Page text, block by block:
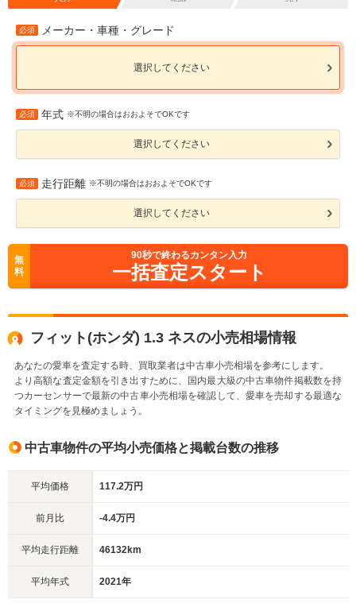
必須 メーカー・車種・グレード
選択してください
必須 年式 ※不明の場合はおおよそでOKです
選択してください
必須 走行距離 ※不明の場合はおおよそでOKです
選択してください
無
料
90秒で終わるカンタン入力
一括査定スタート
フィット(ホンダ) 1.3 ネスの小売相場情報
あなたの愛車を査定する時、買取業者は中古車小売相場を参考にします。
より高額な査定金額を引き出すために、国内最大級の中古車物件掲載数を持
つカーセンサーで最新の中古車小売相場を確認して、愛車を売却する最適な
タイミングを見極めましょう。
中古車物件の平均小売価格と掲載台数の推移
平均価格 117.2万円
前月比 -4.4万円
平均走行距離 46132km
平均年式 2021年